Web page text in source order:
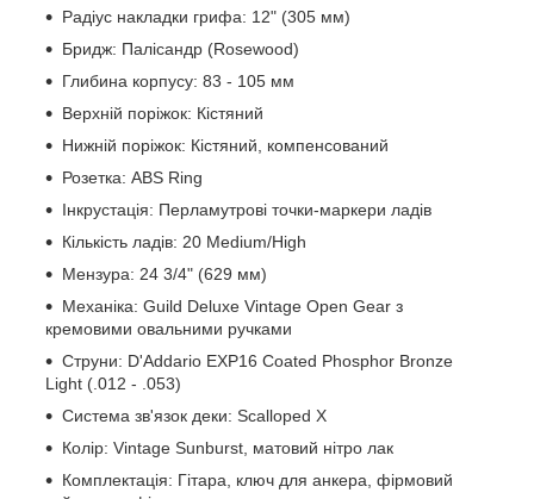
Радіус накладки грифа: 12" (305 мм)
Бридж: Палісандр (Rosewood)
Глибина корпусу: 83 - 105 мм
Верхній поріжок: Кістяний
Нижній поріжок: Кістяний, компенсований
Розетка: ABS Ring
Інкрустація: Перламутрові точки-маркери ладів
Кількість ладів: 20 Medium/High
Мензура: 24 3/4" (629 мм)
Механіка: Guild Deluxe Vintage Open Gear з
кремовими овальними ручками
Струни: D'Addario EXP16 Coated Phosphor Bronze
Light (.012 - .053)
Система зв'язок деки: Scalloped X
Колір: Vintage Sunburst, матовий нітро лак
Комплектація: Гітара, ключ для анкера, фірмовий